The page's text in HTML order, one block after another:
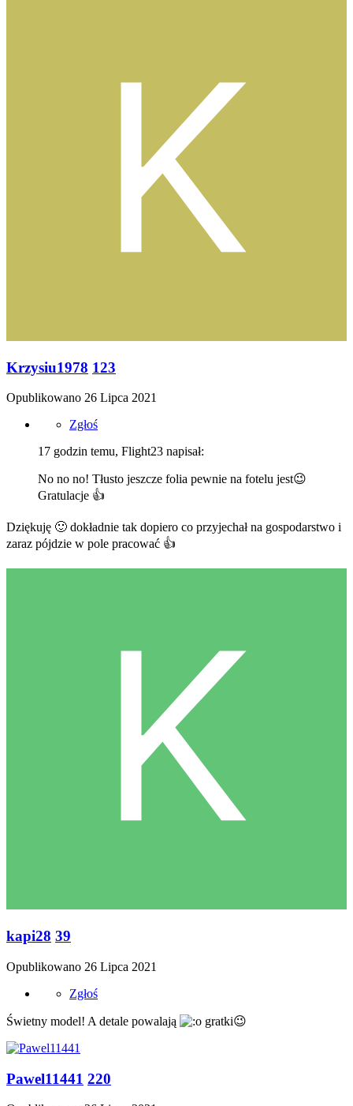
Krzysiu1978 123
Opublikowano 26 Lipca 2021
Zgłoś
17 godzin temu, Flight23 napisał:
No no no! Tłusto jeszcze folia pewnie na fotelu jest😉
Gratulacje 👍
Dziękuję 🙂 dokładnie tak dopiero co przyjechał na gospodarstwo i
zaraz pójdzie w pole pracować 👍
kapi28 39
Opublikowano 26 Lipca 2021
Zgłoś
Świetny model! A detale powalają gratki😉
Pawel11441 220